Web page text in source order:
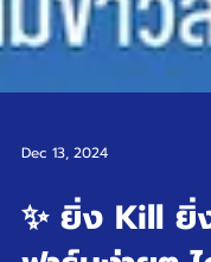
Dec 13, 2024